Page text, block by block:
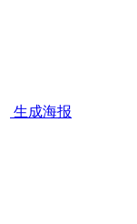
生成海报